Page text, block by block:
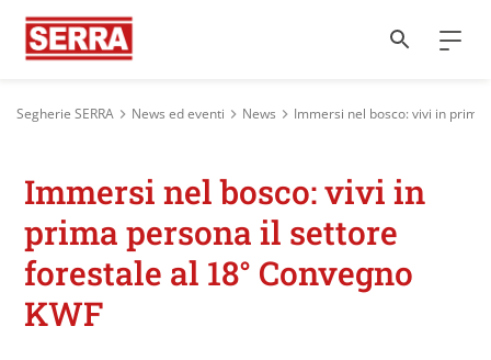
Segherie SERRA News ed eventi News Immersi nel bosco: vivi in
Immersi nel bosco: vivi in
prima persona il settore
forestale al 18° Convegno
KWF